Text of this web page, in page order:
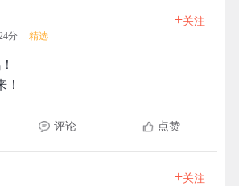
分 精选
+关注
评论 点赞
+关注